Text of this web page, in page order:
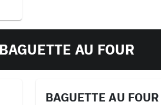
AU FOUR
BAGUETTE AU